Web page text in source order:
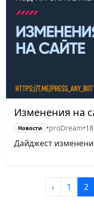
Изменения на
Новости •proDream•
Дайджест
‹ 1 2